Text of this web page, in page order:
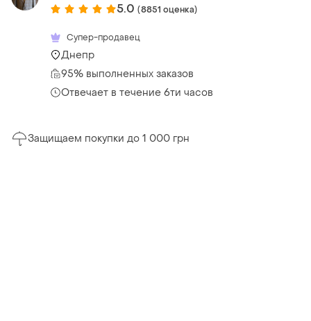
5.0 (8851 оценка)
Супер-продавец
Днепр
95% выполненных заказов
Отвечает в течение 6ти часов
Защищаем покупки до 1 000 грн